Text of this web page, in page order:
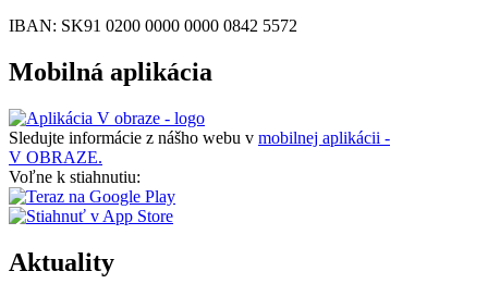
IBAN: SK91 0200 0000 0000 0842 5572
Mobilná aplikácia
Sledujte informácie z nášho webu v mobilnej aplikácii -
V OBRAZE.
Voľne k stiahnutiu:
Aktuality